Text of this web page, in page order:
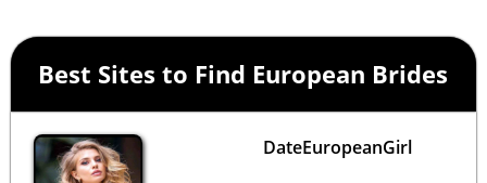
Best Sites to Find European Brides
DateEuropeanGirl